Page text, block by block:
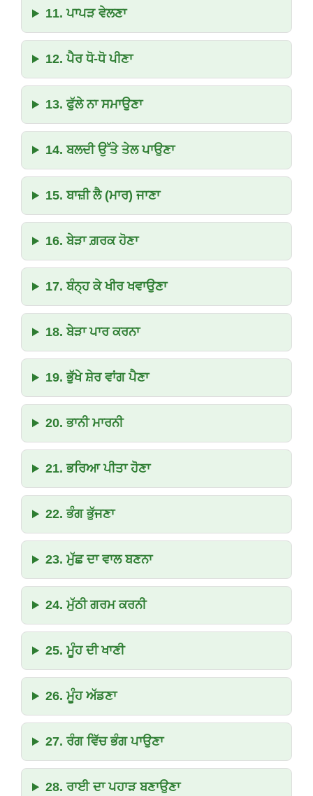
11. ਪਾਪੜ ਵੇਲਣਾ
12. ਪੈਰ ਧੋ-ਧੋ ਪੀਣਾ
13. ਫੁੱਲੇ ਨਾ ਸਮਾਉਣਾ
14. ਬਲਦੀ ਉੱਤੇ ਤੇਲ ਪਾਉਣਾ
15. ਬਾਜ਼ੀ ਲੈ (ਮਾਰ) ਜਾਣਾ
16. ਬੇੜਾ ਗ਼ਰਕ ਹੋਣਾ
17. ਬੰਨ੍ਹ ਕੇ ਖੀਰ ਖਵਾਉਣਾ
18. ਬੇੜਾ ਪਾਰ ਕਰਨਾ
19. ਭੁੱਖੇ ਸ਼ੇਰ ਵਾਂਗ ਪੈਣਾ
20. ਭਾਨੀ ਮਾਰਨੀ
21. ਭਰਿਆ ਪੀਤਾ ਹੋਣਾ
22. ਭੰਗ ਭੁੱਜਣਾ
23. ਮੁੱਛ ਦਾ ਵਾਲ ਬਣਨਾ
24. ਮੁੱਠੀ ਗਰਮ ਕਰਨੀ
25. ਮੂੰਹ ਦੀ ਖਾਣੀ
26. ਮੂੰਹ ਅੱਡਣਾ
27. ਰੰਗ ਵਿੱਚ ਭੰਗ ਪਾਉਣਾ
28. ਰਾਈ ਦਾ ਪਹਾੜ ਬਣਾਉਣਾ